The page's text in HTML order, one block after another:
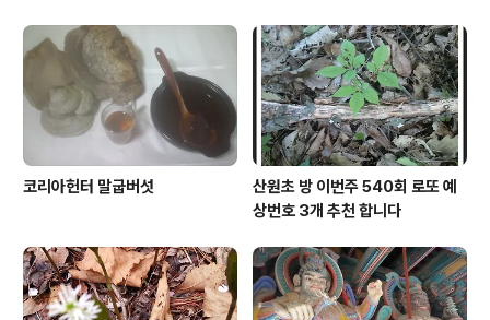
코리아헌터 말굽버섯
산원초 방 이번주 540회 로또 예
상번호 3개 추천 합니다